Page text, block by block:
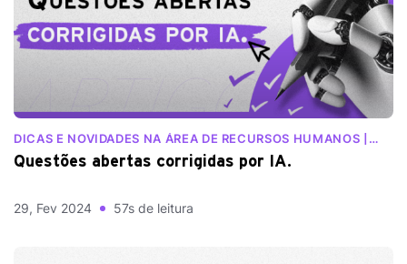
DICAS E NOVIDADES NA ÁREA DE RECURSOS HUMANOS |
Questões abertas corrigidas por IA.
29, Fev 2024 57s de leitura